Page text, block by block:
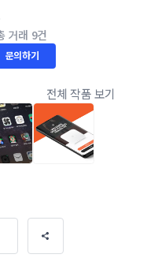
거래 9건
문의하기
전체 작품 보기